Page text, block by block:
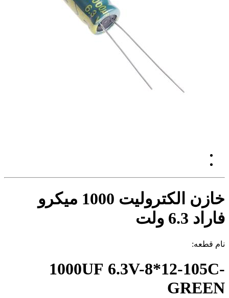
خازن الکترولیت 1000 میکرو
فاراد 6.3 ولت
نام قطعه:
1000UF 6.3V-8*12-105C-
GREEN